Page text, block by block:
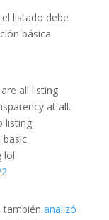
listado debe
básica
all listing
at all.
listing
basic
lol
también analizó